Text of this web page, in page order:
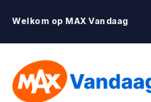
Welkom op MAX Vandaag